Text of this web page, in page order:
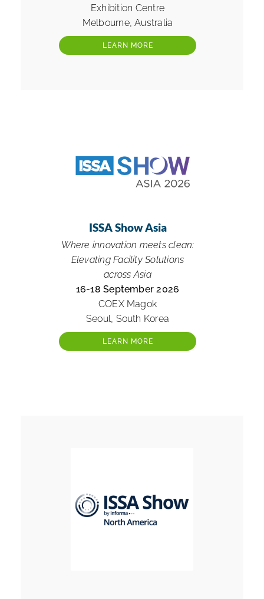
Exhibition Centre
Melbourne, Australia
LEARN MORE
ISSA Show Asia
Where innovation meets clean:
Elevating Facility Solutions
across Asia
16-18 September 2026
COEX Magok
Seoul, South Korea
LEARN MORE